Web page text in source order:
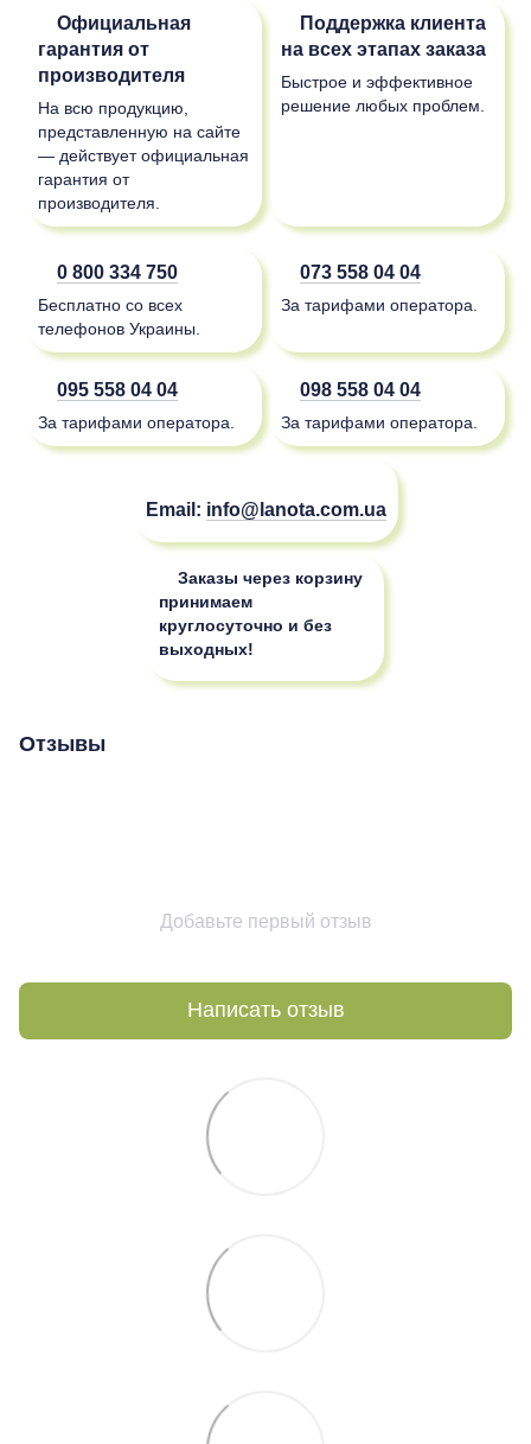
Официальная
гарантия от
производителя
На всю продукцию,
представленную на сайте
— действует официальная
гарантия от
производителя.
Поддержка клиента
на всех этапах заказа
Быстрое и эффективное
решение любых проблем.
0 800 334 750
Бесплатно со всех
телефонов Украины.
073 558 04 04
За тарифами оператора.
095 558 04 04
За тарифами оператора.
098 558 04 04
За тарифами оператора.
Email: info@lanota.com.ua
Заказы через корзину
принимаем
круглосуточно и без
выходных!
Отзывы
Добавьте первый отзыв
Написать отзыв